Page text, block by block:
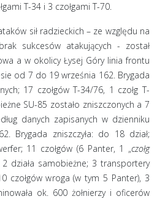
T-34 i 3 czołgami T-70.
sił radzieckich – ze względu na
sukcesów atakujących - został
a w okolicy Łysej Góry linia frontu
od 7 do 19 września 162. Brygada
17 czołgów T-34/76, 1 czołg T-
SU-85 zostało zniszczonych a 7
danych zapisanych w dzienniku
Brygada zniszczyła: do 18 dział;
11 czołgów (6 Panter, 1 „czołg
2 działa samobieżne; 3 transportery
czołgów wroga (w tym 5 Panter), 3
ok. 600 żołnierzy i oficerów